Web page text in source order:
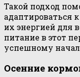
Такой подход
адаптироваться
их энергией для
питание в этот
успешному
Осенние